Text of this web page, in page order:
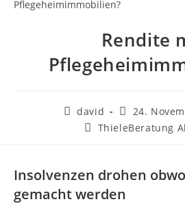
Rendite
david
24.
ThieleBeratung
Insolvenzen drohen
gemacht werden